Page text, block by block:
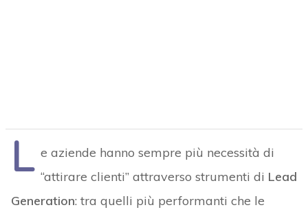
L e aziende hanno sempre più necessità di
“attirare clienti” attraverso strumenti di Lead
Generation: tra quelli più performanti che le